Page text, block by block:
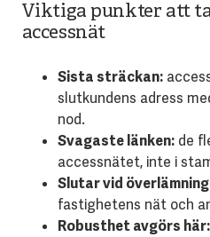
Viktiga punkter att
accessnät
Sista sträckan:
slutkundens adress
nod.
Svagaste länken:de
accessnätet, inte i
Slutar vid
fastighetens nät och
Robusthet avgörs här: